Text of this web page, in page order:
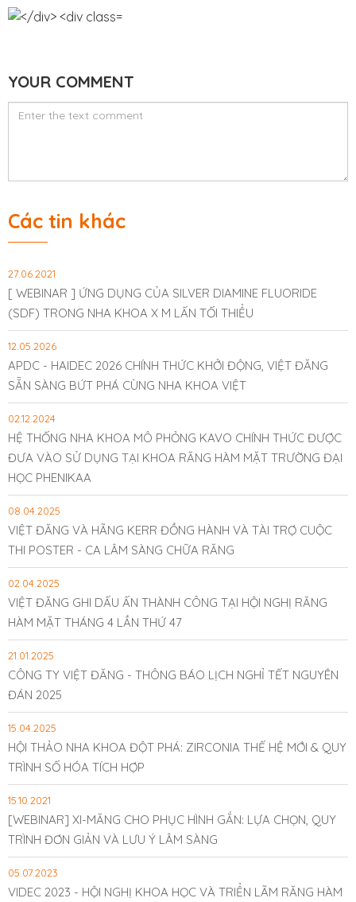
YOUR COMMENT
Các tin khác
27.06.2021
[ WEBINAR ] ỨNG DỤNG CỦA SILVER DIAMINE FLUORIDE
(SDF) TRONG NHA KHOA X M LẤN TỐI THIỂU
12.05.2026
APDC - HAIDEC 2026 CHÍNH THỨC KHỞI ĐỘNG, VIỆT ĐĂNG
SẴN SÀNG BỨT PHÁ CÙNG NHA KHOA VIỆT
02.12.2024
HỆ THỐNG NHA KHOA MÔ PHỎNG KAVO CHÍNH THỨC ĐƯỢC
ĐƯA VÀO SỬ DỤNG TẠI KHOA RĂNG HÀM MẶT TRƯỜNG ĐẠI
HỌC PHENIKAA
08.04.2025
VIỆT ĐĂNG VÀ HÃNG KERR ĐỒNG HÀNH VÀ TÀI TRỢ CUỘC
THI POSTER - CA LÂM SÀNG CHỮA RĂNG
02.04.2025
VIỆT ĐĂNG GHI DẤU ẤN THÀNH CÔNG TẠI HỘI NGHỊ RĂNG
HÀM MẶT THÁNG 4 LẦN THỨ 47
21.01.2025
CÔNG TY VIỆT ĐĂNG - THÔNG BÁO LỊCH NGHỈ TẾT NGUYÊN
ĐÁN 2025
15.04.2025
HỘI THẢO NHA KHOA ĐỘT PHÁ: ZIRCONIA THẾ HỆ MỚI & QUY
TRÌNH SỐ HÓA TÍCH HỢP
15.10.2021
[WEBINAR] XI-MĂNG CHO PHỤC HÌNH GẮN: LỰA CHỌN, QUY
TRÌNH ĐƠN GIẢN VÀ LƯU Ý LÂM SÀNG
05.07.2023
VIDEC 2023 - HỘI NGHỊ KHOA HỌC VÀ TRIỂN LÃM RĂNG HÀM